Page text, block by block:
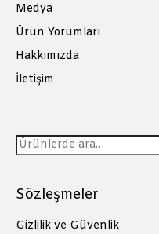
Medya
Ürün Yorumları
Hakkımızda
İletişim
Ara:
Sözleşmeler
Gizlilik ve Güvenlik